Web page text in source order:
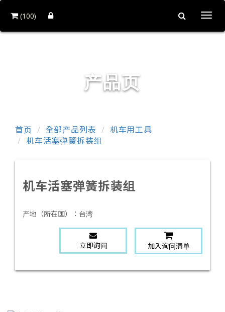
(100)
产品页
首页 全部产品列表
机车用工具
机车活塞弹簧拆装组
机车活塞弹簧拆装组
产地（所在国）： 台湾
立即询问 加入询问清单